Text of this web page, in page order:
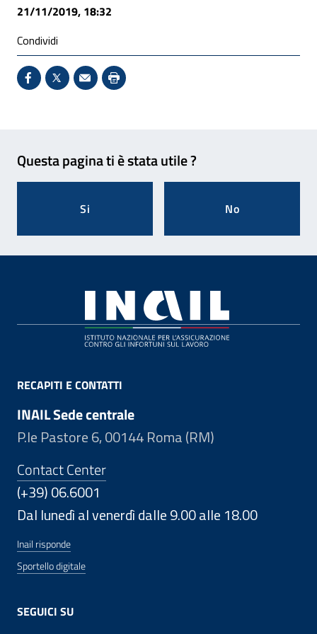
21/11/2019, 18:32
Condividi
Condividi su Facebook - Sito esterno - Apertura in
X - Sito esterno - Apertura in nuova finestra
Invio Mail: apre il programma di posta
Stampa pagina: scelta meno
Questa pagina ti è stata utile ?
Si No
RECAPITI E CONTATTI
INAIL Sede centrale
P.le Pastore 6, 00144 Roma (RM)
Contact Center
(+39) 06.6001
Dal lunedì al venerdì dalle 9.00 alle 18.00
Inail risponde
Sportello digitale
SEGUICI SU